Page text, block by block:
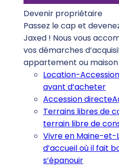
Devenir propriétaire
Passez le cap et
Jaxed ! Nous vous
vos démarches
appartement ou
Location-Accession
avant d’acheter
Accession directe
Terrains libres de
terrain libre de
Vivre en Maine-et-
d’accueil où il fait
s’épanouir